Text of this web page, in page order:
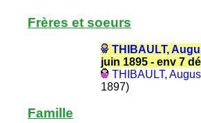
Frères et soeurs
THIBAULT,
juin 1895 - env 7
THIBAULT,
1897)
Famille